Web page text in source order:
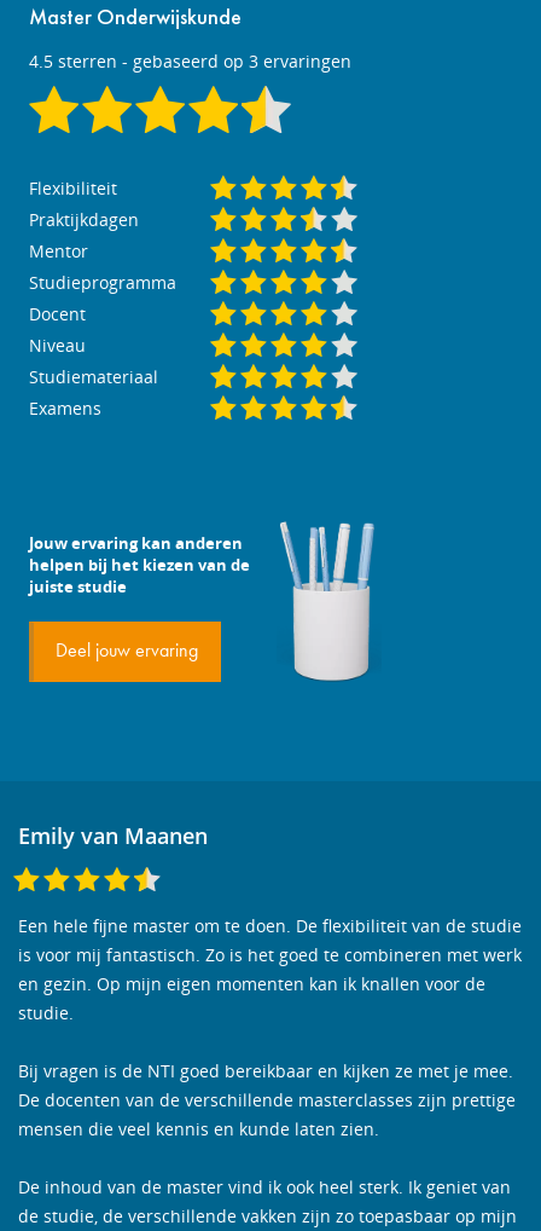
Master Onderwijskunde
4.5 sterren - gebaseerd op 3 ervaringen
Flexibiliteit
Praktijkdagen
Mentor
Studieprogramma
Docent
Niveau
Studiemateriaal
Examens
Jouw ervaring kan anderen
helpen bij het kiezen van de
juiste studie
Deel jouw ervaring
Emily van Maanen
Een hele fijne master om te doen. De flexibiliteit van de studie
is voor mij fantastisch. Zo is het goed te combineren met werk
en gezin. Op mijn eigen momenten kan ik knallen voor de
studie.
Bij vragen is de NTI goed bereikbaar en kijken ze met je mee.
De docenten van de verschillende masterclasses zijn prettige
mensen die veel kennis en kunde laten zien.
De inhoud van de master vind ik ook heel sterk. Ik geniet van
de studie, de verschillende vakken zijn zo toepasbaar op mijn